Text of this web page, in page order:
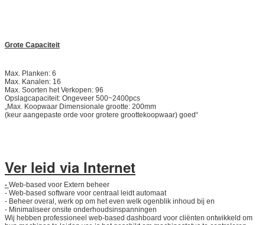
Grote Capaciteit
Max. Planken: 6
Max. Kanalen: 16
Max. Soorten het Verkopen: 96
Opslagcapaciteit: Ongeveer 500~2400pcs
„Max. Koopwaar Dimensionale grootte: 200mm
(keur aangepaste orde voor grotere groottekoopwaar) goed“
Ver leid via Internet
- Web-based voor Extern beheer
- Web-based software voor centraal leidt automaat
- Beheer overal, werk op om het even welk ogenblik inhoud bij en
- Minimaliseer onsite onderhoudsinspanningen
Wij hebben professioneel web-based dashboard voor cliënten ontwikkeld om